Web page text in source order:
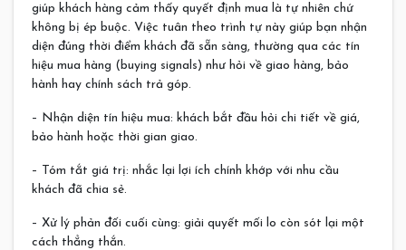
giúp khách hàng cảm thấy quyết định mua là tự nhiên chứ
không bị ép buộc. Việc tuân theo trình tự này giúp bạn nhận
diện đúng thời điểm khách đã sẵn sàng, thường qua các tín
hiệu mua hàng (buying signals) như hỏi về giao hàng, bảo
hành hay chính sách trả góp.
– Nhận diện tín hiệu mua: khách bắt đầu hỏi chi tiết về giá,
bảo hành hoặc thời gian giao.
– Tóm tắt giá trị: nhắc lại lợi ích chính khớp với nhu cầu
khách đã chia sẻ.
– Xử lý phản đối cuối cùng: giải quyết mối lo còn sót lại một
cách thẳng thắn.